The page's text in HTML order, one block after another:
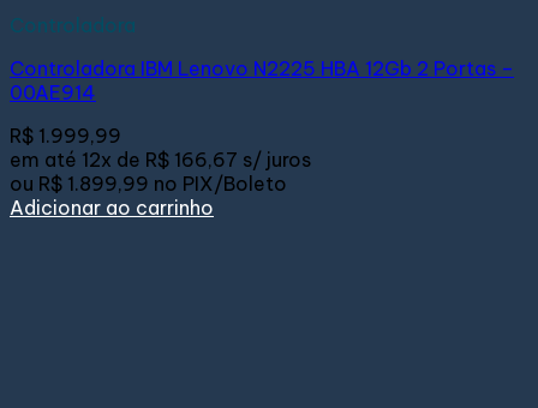
Controladora
Controladora IBM Lenovo N2225 HBA 12Gb 2 Portas –
00AE914
R$ 1.999,99
em até 12x de R$ 166,67 s/ juros
ou R$ 1.899,99 no PIX/Boleto
Adicionar ao carrinho